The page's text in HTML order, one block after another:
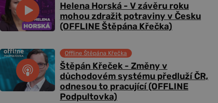
Helena Horská - V závěru roku
mohou zdražit potraviny v Česku
(OFFLINE Štěpána Křečka)
Štěpán Křeček - Změny v
důchodovém systému předluží ČR,
odnesou to pracující (OFFLINE
Podpultovka)
Offline Štěpána Křečka